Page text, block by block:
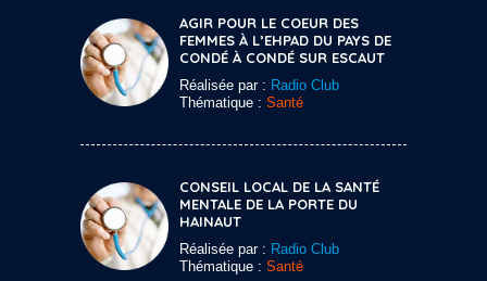
AGIR POUR LE COEUR DES
FEMMES À L’EHPAD DU PAYS DE
CONDÉ À CONDÉ SUR ESCAUT
Réalisée par : Radio Club
Thématique : Santé
CONSEIL LOCAL DE LA SANTÉ
MENTALE DE LA PORTE DU
HAINAUT
Réalisée par : Radio Club
Thématique : Santé